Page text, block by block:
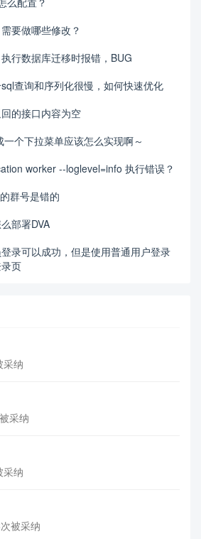
要做哪些修改？
行数据库迁移时报错，BUG
查询和序列化很慢，如何快速优化
的接口内容为空
个下拉菜单应该怎么实现啊～
worker --loglevel=info 执行错误？
群号是错的
部署DVA
录可以成功，但是使用普通用户登录
页
采纳
采纳
采纳
被采纳